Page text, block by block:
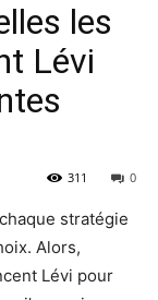
les
Lévi
0
311
stratégie
Alors,
Lévi pour